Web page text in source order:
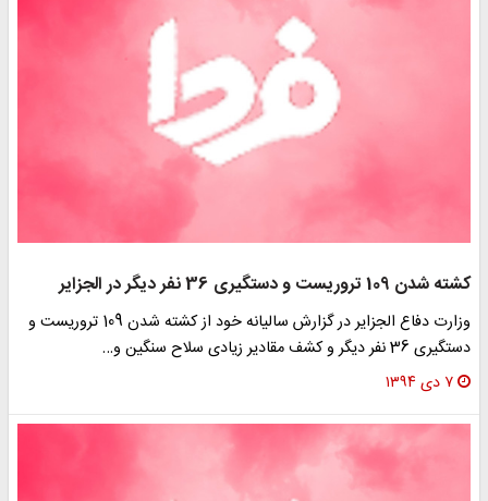
کشته شدن 109 تروریست و دستگیری 36 نفر دیگر در الجزایر
وزارت دفاع الجزایر در گزارش سالیانه خود از کشته شدن 109 تروریست و
دستگیری 36 نفر دیگر و کشف مقادیر زیادی سلاح سنگین و…
۷ دی ۱۳۹۴